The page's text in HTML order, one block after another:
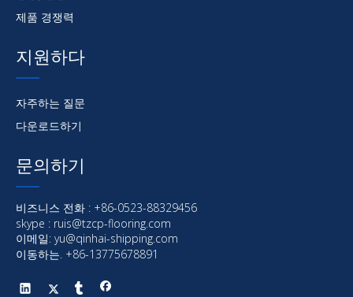
제품 경쟁력
지원하다
자주하는 질문
다운로드하기
문의하기
비즈니스 전화 : +86-0523-88329456
skype : ruis@tzcp-flooring.com
이메일: yu@qinhai-shipping.com
이동하는. +86-13775678891